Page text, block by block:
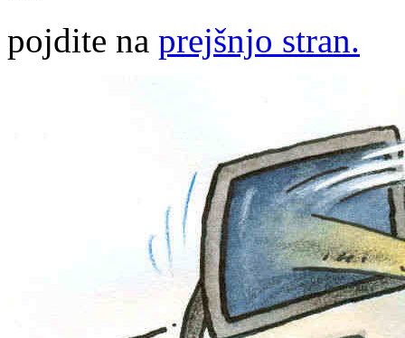
pojdite na prejšnjo stran.